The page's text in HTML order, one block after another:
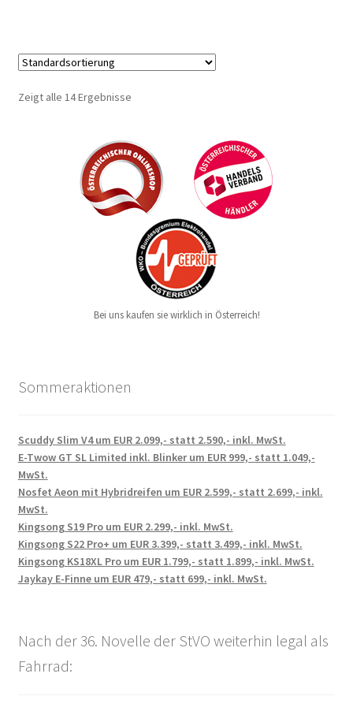
Zeigt alle 14 Ergebnisse
Bei uns kaufen sie wirklich in Österreich!
Sommeraktionen
Scuddy Slim V4 um EUR 2.099,- statt 2.590,- inkl. MwSt.
E-Twow GT SL Limited inkl. Blinker um EUR 999,- statt 1.049,-
MwSt.
Nosfet Aeon mit Hybridreifen um EUR 2.599,- statt 2.699,- inkl.
MwSt.
Kingsong S19 Pro um EUR 2.299,- inkl. MwSt.
Kingsong S22 Pro+ um EUR 3.399,- statt 3.499,- inkl. MwSt.
Kingsong KS18XL Pro um EUR 1.799,- statt 1.899,- inkl. MwSt.
Jaykay E-Finne um EUR 479,- statt 699,- inkl. MwSt.
Nach der 36. Novelle der StVO weiterhin legal als
Fahrrad: